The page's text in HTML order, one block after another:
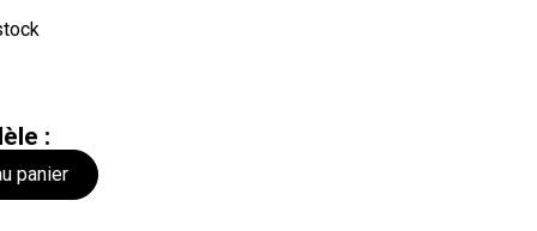
:
panier